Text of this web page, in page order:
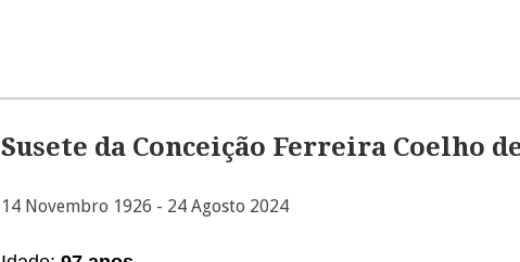
Susete da Conceição Ferreira Coelho
14 Novembro 1926 - 24 Agosto 2024